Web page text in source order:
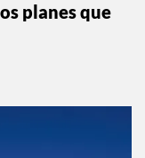
planes que